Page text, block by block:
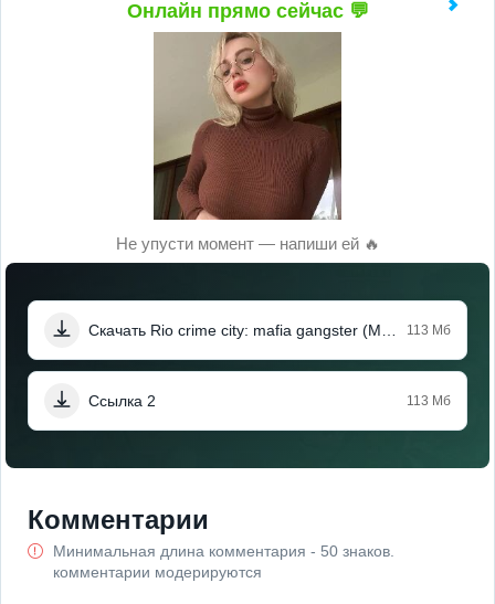
Онлайн прямо сейчас 💬
Не упусти момент — напиши ей 🔥
113 Мб
Ссылка 2 113 Мб
Комментарии
Минимальная длина комментария - 50 знаков.
комментарии модерируются